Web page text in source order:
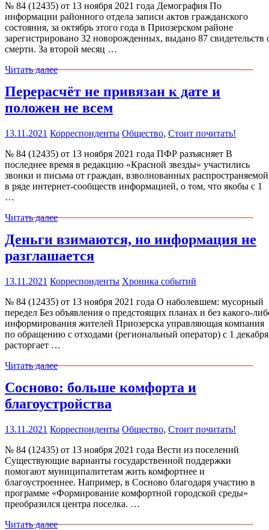
№ 84 (12435) от 13 ноября 2021 года Демография По
информации районного отдела записи актов гражданского
состояния, за октябрь этого года в Приозерском районе
зарегистрировано 32 новорожденных, выдано 87 свидетельств
смерти. За второй месяц …
Читать далее
Перерасчёт не привязан к дате и
положен не всем
13.11.2021 Корреспонденты Общество, Стоит почитать!
№ 84 (12435) от 13 ноября 2021 года ПФР разъясняет В
последнее время в редакцию «Красной звезды» участились
звонки и письма от граждан, взволнованных распространяемой
в ряде интернет-сообществ информацией, о том, что якобы с 1
…
Читать далее
Деньги взимаются, но информация не
разглашается
13.11.2021 Корреспонденты Хроника событий
№ 84 (12435) от 13 ноября 2021 года О наболевшем: мусорный
передел Без объявления о предстоящих планах и без какого-
информирования жителей Приозерска управляющая компания
по обращению с отходами (региональный оператор) с 1 декабря
расторгает …
Читать далее
Сосново: больше комфорта и
благоустройства
13.11.2021 Корреспонденты Общество, Стоит почитать!
№ 84 (12435) от 13 ноября 2021 года Вести из поселений
Существующие варианты государственной поддержки
помогают муниципалитетам жить комфортнее и
благоустроеннее. Например, в Сосново благодаря участию в
программе «Формирование комфортной городской среды»
преобразился центра поселка. …
Читать далее